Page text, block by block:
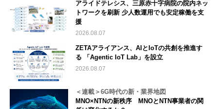
アライドテレシス、三原赤十字病院の院内ネッ
トワークを刷新 少人数運用でも安定稼働を支
援
2026.08.07
ZETAアライアンス、AIとIoTの共創を推進す
る 「Agentic IoT Lab」を設立
2026.08.07
＜連載＞6G時代の新・業界地図
MNO×NTNの新秩序 MNOとNTN事業者の関